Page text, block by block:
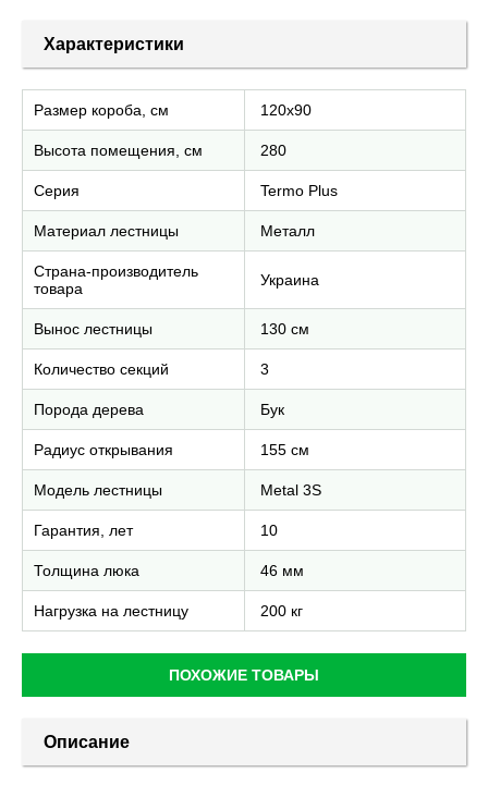
Характеристики
Размер короба, см 120х90
Высота помещения, см 280
Серия Termo Plus
Материал лестницы Металл
Страна-производитель
товара
Украина
Вынос лестницы 130 см
Количество секций 3
Порода дерева Бук
Радиус открывания 155 см
Модель лестницы Metal 3S
Гарантия, лет 10
Толщина люка 46 мм
Нагрузка на лестницу 200 кг
ПОХОЖИЕ ТОВАРЫ
Описание